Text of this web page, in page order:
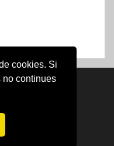
cookies. Si
no continues